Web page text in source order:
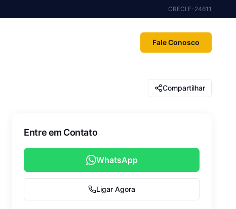
CRECI F-24611
Fale Conosco
Compartilhar
Entre em Contato
WhatsApp
Ligar Agora